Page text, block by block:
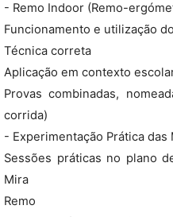
- Remo Indoor (Remo-
Funcionamento e utilização
Técnica correta
Aplicação em contexto
Provas combinadas,
corrida)
- Experimentação Prática das
Sessões práticas no plano
Mira
Remo